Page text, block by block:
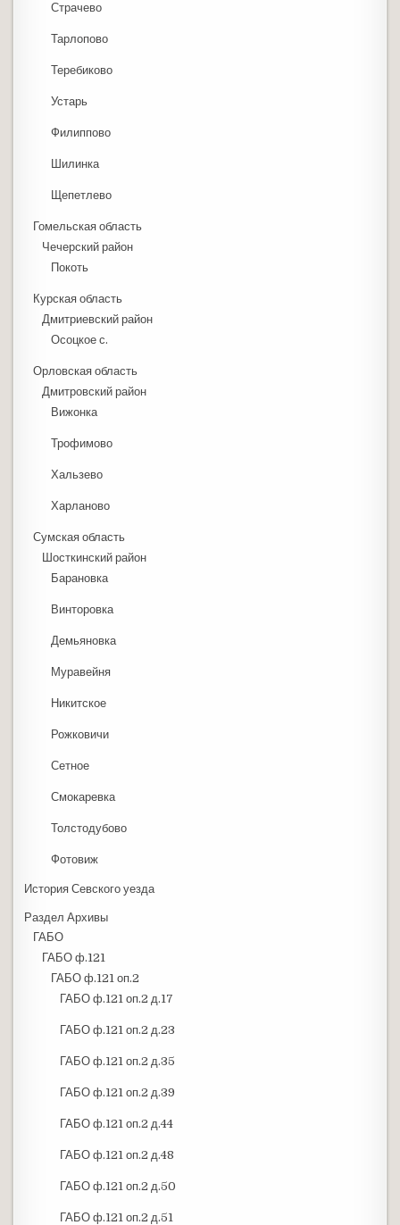
Страчево
Тарлопово
Теребиково
Устарь
Филиппово
Шилинка
Щепетлево
Гомельская область
Чечерский район
Покоть
Курская область
Дмитриевский район
Осоцкое с.
Орловская область
Дмитровский район
Вижонка
Трофимово
Хальзево
Харланово
Сумская область
Шосткинский район
Барановка
Винторовка
Демьяновка
Муравейня
Никитское
Рожковичи
Сетное
Смокаревка
Толстодубово
Фотовиж
История Севского уезда
Раздел Архивы
ГАБО
ГАБО ф.121
ГАБО ф.121 оп.2
ГАБО ф.121 оп.2 д.17
ГАБО ф.121 оп.2 д.23
ГАБО ф.121 оп.2 д.35
ГАБО ф.121 оп.2 д.39
ГАБО ф.121 оп.2 д.44
ГАБО ф.121 оп.2 д.48
ГАБО ф.121 оп.2 д.50
ГАБО ф.121 оп.2 д.51